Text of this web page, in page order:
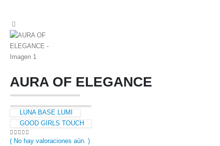
AURA OF ELEGANCE
LUNA BASE LUMI
GOOD GIRLS TOUCH
0 out of 5
( No hay valoraciones aún. )